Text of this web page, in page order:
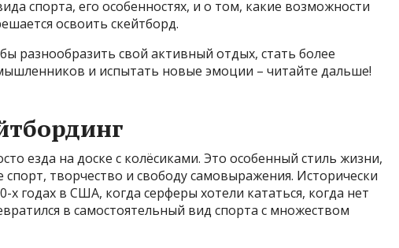
спорта, его особенностях, и о том, какие возможности
освоить скейтборд.
разнообразить свой активный отдых, стать более
и испытать новые эмоции – читайте дальше!
езда на доске с колёсиками. Это особенный стиль жизни,
творчество и свободу самовыражения. Исторически
х годах в США, когда серферы хотели кататься, когда нет
в самостоятельный вид спорта с множеством